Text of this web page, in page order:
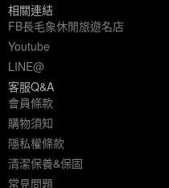
相關連結
FB長毛象休閒旅遊名店
Youtube
LINE@
客服Q&A
會員條款
購物須知
隱私權條款
清潔保養&保固
常見問題